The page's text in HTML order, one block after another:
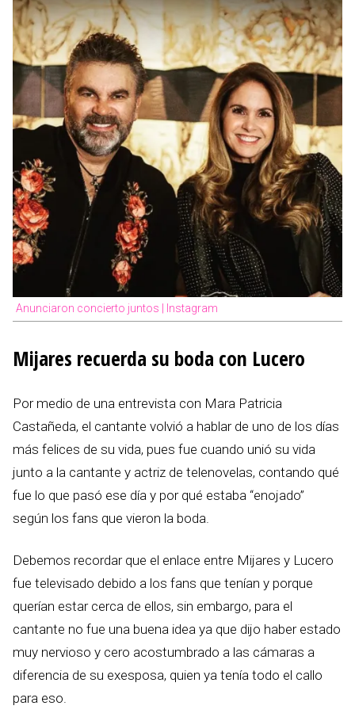
Anunciaron concierto juntos | Instagram
Mijares recuerda su boda con Lucero
Por medio de una entrevista con Mara Patricia
Castañeda, el cantante volvió a hablar de uno de los días
más felices de su vida, pues fue cuando unió su vida
junto a la cantante y actriz de telenovelas, contando qué
fue lo que pasó ese día y por qué estaba “enojado”
según los fans que vieron la boda.
Debemos recordar que el enlace entre Mijares y Lucero
fue televisado debido a los fans que tenían y porque
querían estar cerca de ellos, sin embargo, para el
cantante no fue una buena idea ya que dijo haber estado
muy nervioso y cero acostumbrado a las cámaras a
diferencia de su exesposa, quien ya tenía todo el callo
para eso.